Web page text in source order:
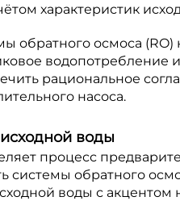
характеристик
обратного осмоса
водопотребление
рациональное
насоса.
воды
процесс
системы обратного
воды с акцентом